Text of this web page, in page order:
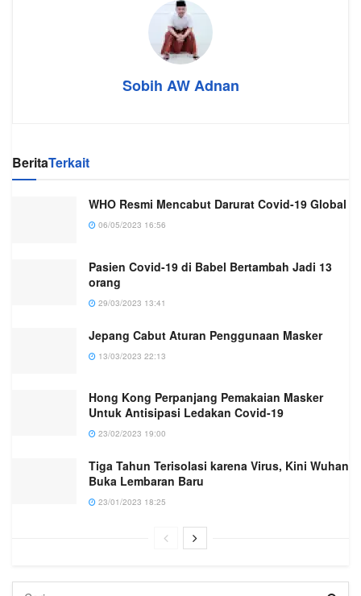
Sobih AW Adnan
BeritaTerkait
WHO Resmi Mencabut Darurat Covid-19 Global
06/05/2023 16:56
Pasien Covid-19 di Babel Bertambah Jadi 13
orang
29/03/2023 13:41
Jepang Cabut Aturan Penggunaan Masker
13/03/2023 22:13
Hong Kong Perpanjang Pemakaian Masker
Untuk Antisipasi Ledakan Covid-19
23/02/2023 19:00
Tiga Tahun Terisolasi karena Virus, Kini Wuhan
Buka Lembaran Baru
23/01/2023 18:25